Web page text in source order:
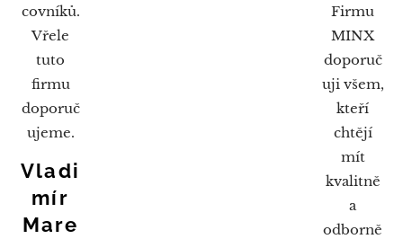
covníků.
Vřele
tuto
firmu
doporuč
ujeme.
Vladi
mír
Mare
Firmu
MINX
doporuč
uji všem,
kteří
chtějí
mít
kvalitně
a
odborně